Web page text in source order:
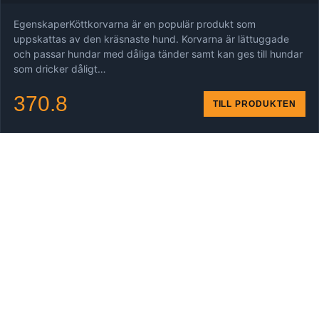
EgenskaperKöttkorvarna är en populär produkt som
uppskattas av den kräsnaste hund. Korvarna är lättuggade
och passar hundar med dåliga tänder samt kan ges till hundar
som dricker dåligt…
370.8 TILL PRODUKTEN